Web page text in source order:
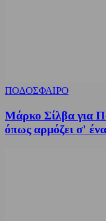
ΠΟΔΟΣΦΑΙΡΟ
Μάρκο Σίλβα για
όπως αρμόζει σ'